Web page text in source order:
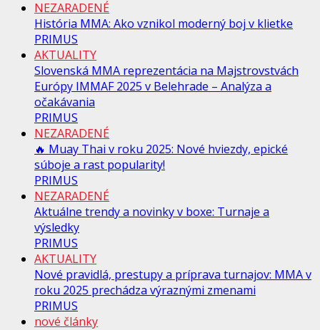
NEZARADENÉ
História MMA: Ako vznikol moderný boj v klietke
PRIMUS
AKTUALITY
Slovenská MMA reprezentácia na Majstrovstvách
Európy IMMAF 2025 v Belehrade – Analýza a
očakávania
PRIMUS
NEZARADENÉ
🔥 Muay Thai v roku 2025: Nové hviezdy, epické
súboje a rast popularity!
PRIMUS
NEZARADENÉ
Aktuálne trendy a novinky v boxe: Turnaje a
výsledky
PRIMUS
AKTUALITY
Nové pravidlá, prestupy a príprava turnajov: MMA v
roku 2025 prechádza výraznými zmenami
PRIMUS
nové články